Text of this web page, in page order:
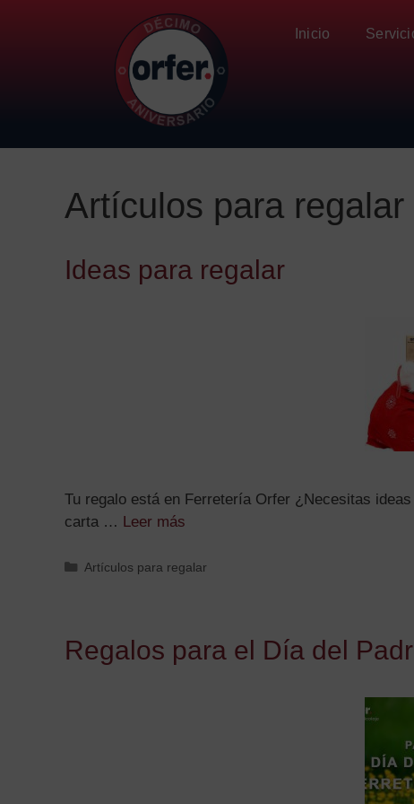
Inicio
Artículos para regalar
Ideas para regalar
Tu regalo está en Ferretería Orfer ¿Necesitas
carta … Leer más
Artículos para regalar
Regalos para el Día del